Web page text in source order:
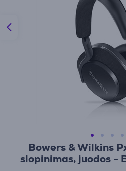
Bowers & Wilkins
slopinimas, juodos -